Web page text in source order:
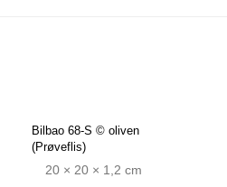
Bilbao 68-S © oliven
(Prøveflis)
20 × 20 × 1,2 cm